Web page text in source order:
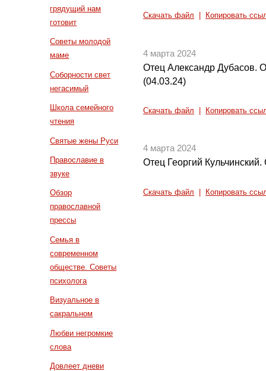
грядущий нам
готовит
Советы молодой
маме
Соборности свет
негасимый
Школа семейного
чтения
Святые жены Руси
Православие в
звуке
Обзор
православной
прессы
Семья в
современном
обществе. Советы
психолога
Визуальное в
сакральном
Любви негромкие
слова
Довлеет дневи
Скачать файл Копировать
4 марта 2024
Отец Александр Дубасов.
(04.03.24)
Скачать файл Копировать
4 марта 2024
Отец Георгий
Скачать файл Копировать